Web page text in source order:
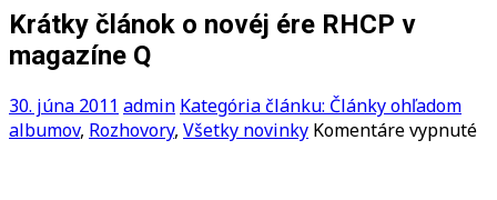
Krátky článok o novéj ére RHCP v
magazíne Q
30. júna 2011 admin Kategória článku: Články ohľadom
albumov, Rozhovory, Všetky novinky Komentáre vypnuténa